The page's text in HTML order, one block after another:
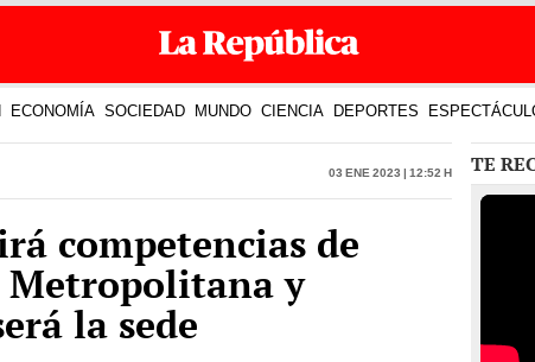
ECONOMÍA SOCIEDAD MUNDO CIENCIA DEPORTES
03 Ene 2023 | 12:52 h
competencias de
y
la sede
TE